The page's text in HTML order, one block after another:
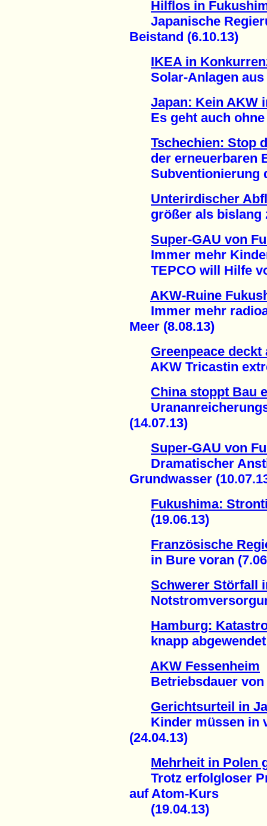
Hilflos in
Japanische
Beistand (6.10.13)
IKEA in
Solar-Anlagen aus
Japan: Kein AKW
Es geht auch ohne
Tschechien: Stop
der erneuerbaren
Subventionierung
Unterirdischer
größer als bislang
Super-GAU von
Immer mehr
TEPCO will Hilfe
AKW-Ruine
Immer mehr
Meer (8.08.13)
Greenpeace deckt
AKW Tricastin
China stoppt Bau
(14.07.13)
Super-GAU von
Dramatischer
Grundwasser
Fukushima:
(19.06.13)
Französische
in Bure voran
Schwerer Störfall
Hamburg:
knapp abgewendet
AKW Fessenheim
Betriebsdauer von
Gerichtsurteil in
Kinder müssen in
(24.04.13)
Mehrheit in Polen
Trotz erfolgloser
auf Atom-Kurs
(19.04.13)